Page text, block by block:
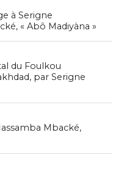
à Serigne
« Abô Madiyàna »
du Foulkou
par Serigne
Mbacké,